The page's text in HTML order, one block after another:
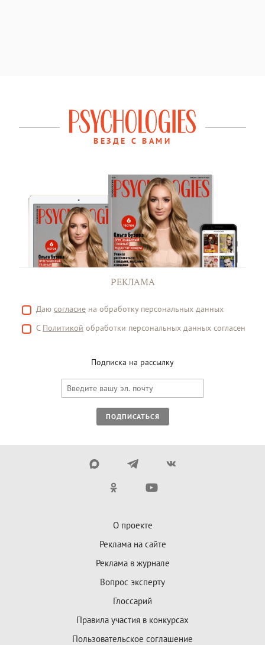
ВЕЗДЕ С ВАМИ
РЕКЛАМА
Даю согласие на обработку персональных данных
С Политикой обработки персональных данных согласен
Подписка на рассылку
ПОДПИСАТЬСЯ
О проекте
Реклама на сайте
Реклама в журнале
Вопрос эксперту
Глоссарий
Правила участия в конкурсах
Пользовательское соглашение